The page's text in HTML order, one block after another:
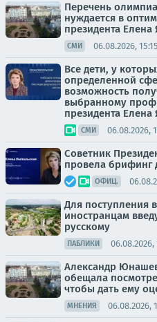
Перечень
нуждается в
президента Елена
СМИ 06.08.2026, 15:15
Все дети, у
определенной
возможность
выбранному
президента Елена
СМИ 06.08.2026,
Советник
провела брифинг
ОФИЦ.
Для поступления
иностранцам
русскому
ПАБЛИКИ 06.08.2026,
Александр
обещала
чтобы дать ему
МНЕНИЯ 06.08.2026,